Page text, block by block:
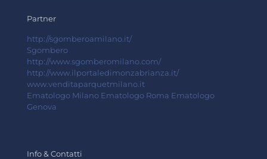
Partner
http://sgomberoamilano.it/
Sgombero
http://www.sgomberomilano.com/
http://www.ilportaledimonzabrianza.it/
www.venditaparquetmilano.it
Ematologo Milano Ematologo Roma Ematologo
Genova
Info & Contatti